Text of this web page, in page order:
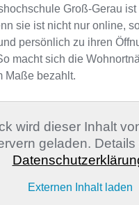
Groß-Gerau ist
sie ist nicht nur online,
persönlich zu ihren
macht sich die
Maße bezahlt.
wird dieser Inhalt
geladen. Details
Externen Inhalt laden